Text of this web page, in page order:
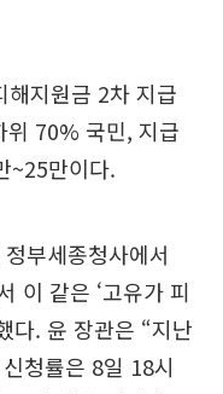
지원금 2차 지급
위 70% 국민, 지급
~25만이다.
부세종청사에서
이 같은 ‘고유가 피
다. 윤 장관은 “지난
청률은 8일 18시